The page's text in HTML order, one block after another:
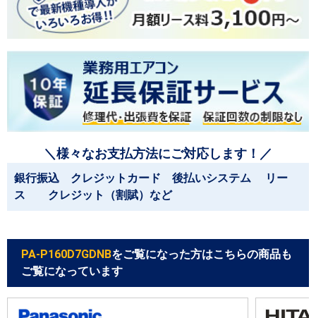
＼様々なお支払方法にご対応します！／
銀行振込 クレジットカード 後払いシステム リー
ス クレジット（割賦）など
PA-P160D7GDNBをご覧になった方はこちらの商品も
ご覧になっています